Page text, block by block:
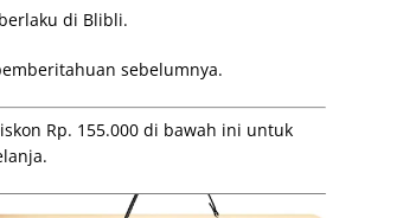
di Blibli.
sebelumnya.
Rp. 155.000 di bawah ini untuk